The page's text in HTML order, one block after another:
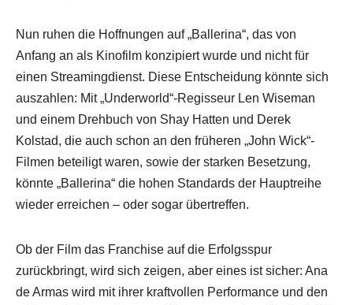
Nun ruhen die Hoffnungen auf „Ballerina“, das von
Anfang an als Kinofilm konzipiert wurde und nicht für
einen Streamingdienst. Diese Entscheidung könnte sich
auszahlen: Mit „Underworld“-Regisseur Len Wiseman
und einem Drehbuch von Shay Hatten und Derek
Kolstad, die auch schon an den früheren „John Wick“-
Filmen beteiligt waren, sowie der starken Besetzung,
könnte „Ballerina“ die hohen Standards der Hauptreihe
wieder erreichen – oder sogar übertreffen.
Ob der Film das Franchise auf die Erfolgsspur
zurückbringt, wird sich zeigen, aber eines ist sicher: Ana
de Armas wird mit ihrer kraftvollen Performance und den